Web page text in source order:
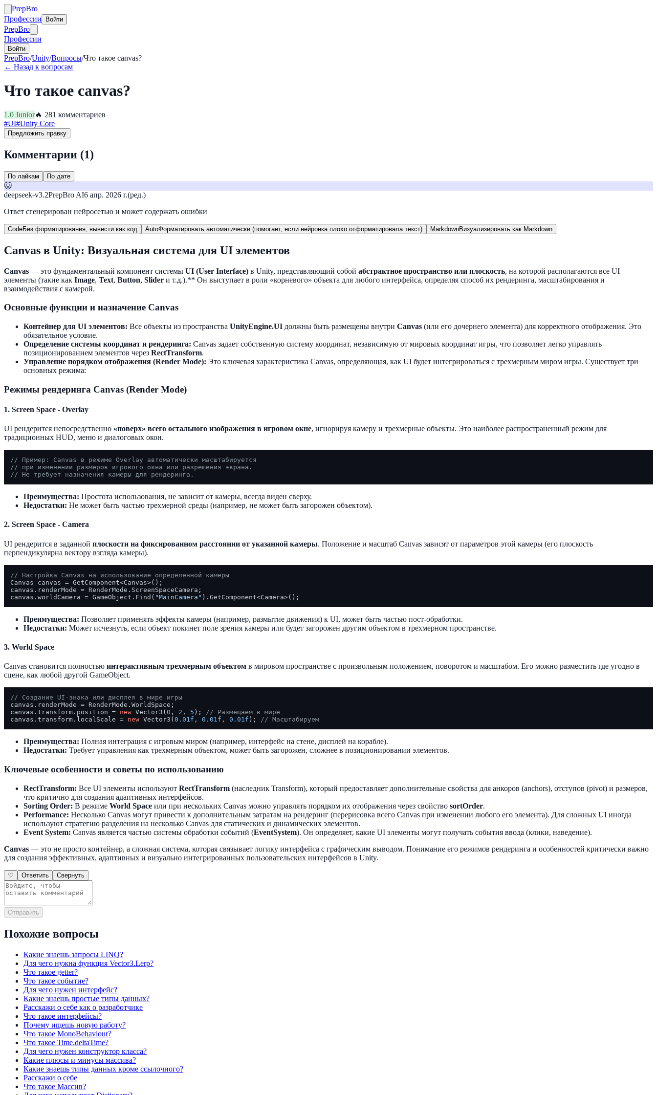
PrepBro
Профессии
Войти
PrepBro
Профессии
Войти
PrepBro/Unity/Вопросы/Что такое canvas?
← Назад к вопросам
Что такое canvas?
1.0 Junior🔥 281 комментариев
#UI#Unity Core
Предложить правку
Комментарии (1)
По лайкам По дате
🐱
deepseek-v3.2PrepBro AI6 апр. 2026 г.(ред.)
Ответ сгенерирован нейросетью и может содержать ошибки
CodeБез форматирования, вывести как код AutoФорматировать автоматически (помогает, если нейронка плохо отформатировала текст) MarkdownВизуализировать как Markdown
Canvas в Unity: Визуальная система для UI элементов
Canvas — это фундаментальный компонент системы UI (User Interface) в Unity, представляющий собой абстрактное пространство или плоскость, на которой располагаются все UI
элементы (такие как Image, Text, Button, Slider и т.д.).** Он выступает в роли «корневого» объекта для любого интерфейса, определяя способ их рендеринга, масштабирования и
взаимодействия с камерой.
Основные функции и назначение Canvas
Контейнер для UI элементов: Все объекты из пространства UnityEngine.UI должны быть размещены внутри Canvas (или его дочернего элемента) для корректного отображения. Это
обязательное условие.
Определение системы координат и рендеринга: Canvas задает собственную систему координат, независимую от мировых координат игры, что позволяет легко управлять
позиционированием элементов через RectTransform.
Управление порядком отображения (Render Mode): Это ключевая характеристика Canvas, определяющая, как UI будет интегрироваться с трехмерным миром игры. Существует три
основных режима:
Режимы рендеринга Canvas (Render Mode)
1. Screen Space - Overlay
UI рендерится непосредственно «поверх» всего остального изображения в игровом окне, игнорируя камеру и трехмерные объекты. Это наиболее распространенный режим для
традиционных HUD, меню и диалоговых окон.
// Пример: Canvas в режиме Overlay автоматически масштабируется
// при изменении размеров игрового окна или разрешения экрана.
// Не требует назначения камеры для рендеринга.
Преимущества: Простота использования, не зависит от камеры, всегда виден сверху.
Недостатки: Не может быть частью трехмерной среды (например, не может быть загорожен объектом).
2. Screen Space - Camera
UI рендерится в заданной плоскости на фиксированном расстоянии от указанной камеры. Положение и масштаб Canvas зависят от параметров этой камеры (его плоскость
перпендикулярна вектору взгляда камеры).
// Настройка Canvas на использование определенной камеры
Canvas canvas = GetComponent<Canvas>();
canvas.renderMode = RenderMode.ScreenSpaceCamera;
canvas.worldCamera = GameObject.Find( "MainCamera"
Преимущества: Позволяет применять эффекты камеры (например, размытие движения) к UI, может быть частью пост-обработки.
Недостатки: Может исчезнуть, если объект покинет поле зрения камеры или будет загорожен другим объектом в трехмерном пространстве.
3. World Space
Canvas становится полностью интерактивным трехмерным объектом в мировом пространстве с произвольным положением, поворотом и масштабом. Его можно разместить где угодно в
сцене, как любой другой GameObject.
// Создание UI-знака или дисплея в мире игры
canvas.renderMode = RenderMode.WorldSpace;
canvas.transform.position = new Vector3( 0 , 2 , 5 ); // Размещаем в мире
canvas.transform.localScale = new Vector3( 0.01f , 0.01f , 0.01f ); // Масштабируем
Преимущества: Полная интеграция с игровым миром (например, интерфейс на стене, дисплей на корабле).
Недостатки: Требует управления как трехмерным объектом, может быть загорожен, сложнее в позиционировании элементов.
Ключевые особенности и советы по использованию
RectTransform: Все UI элементы используют RectTransform (наследник Transform), который предоставляет дополнительные свойства для анкоров (anchors), отступов (pivot) и размеров,
что критично для создания адаптивных интерфейсов.
Sorting Order: В режиме World Space или при нескольких Canvas можно управлять порядком их отображения через свойство sortOrder.
Performance: Несколько Canvas могут привести к дополнительным затратам на рендеринг (перерисовка всего Canvas при изменении любого его элемента). Для сложных UI иногда
используют стратегию разделения на несколько Canvas для статических и динамических элементов.
Event System: Canvas является частью системы обработки событий (EventSystem). Он определяет, какие UI элементы могут получать события ввода (клики, наведение).
Canvas — это не просто контейнер, а сложная система, которая связывает логику интерфейса с графическим выводом. Понимание его режимов рендеринга и особенностей критически важно
для создания эффективных, адаптивных и визуально интегрированных пользовательских интерфейсов в Unity.
♡ Ответить Свернуть
Отправить
Похожие вопросы
Какие знаешь запросы LINQ?
Для чего нужна функция Vector3.Lerp?
Что такое getter?
Что такое событие?
Для чего нужен интерфейс?
Какие знаешь простые типы данных?
Расскажи о себе как о разработчике
Что такое интерфейсы?
Почему ищешь новую работу?
Что такое MonoBehaviour?
Что такое Time.deltaTime?
Для чего нужен конструктор класса?
Какие плюсы и минусы массива?
Какие знаешь типы данных кроме ссылочного?
Расскажи о себе
Что такое Массив?